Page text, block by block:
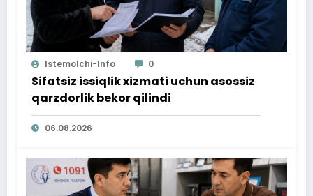
Istemolchi-Info 0
Sifatsiz issiqlik xizmati uchun asossiz
qarzdorlik bekor qilindi
06.08.2026